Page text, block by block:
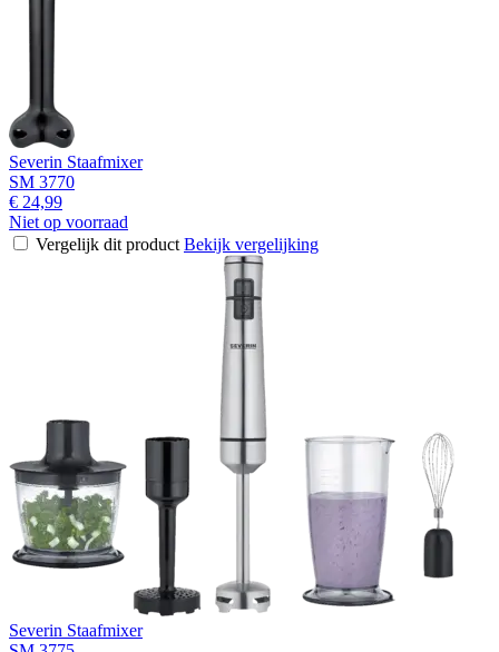
Severin Staafmixer
SM 3770
€ 24,99
Niet op voorraad
Vergelijk dit product Bekijk vergelijking
Severin Staafmixer